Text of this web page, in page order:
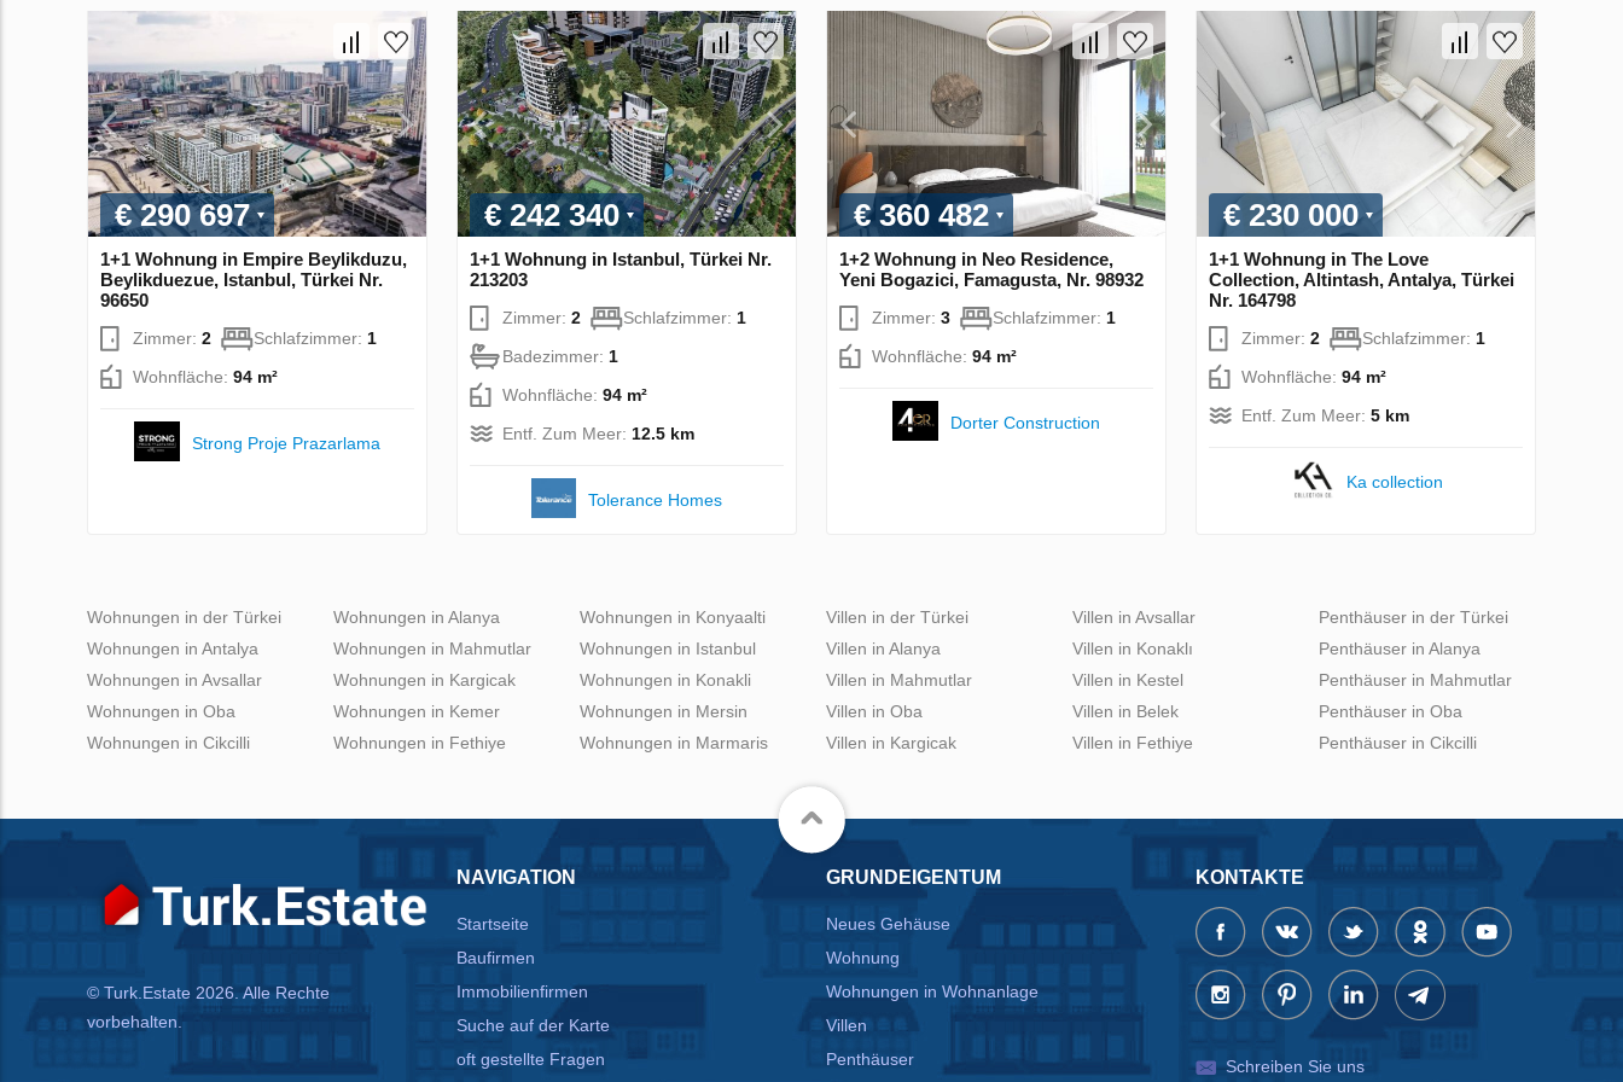
€ 290 697
1+1 Wohnung in Empire Beylikduzu,
Beylikduezue, Istanbul, Türkei Nr.
96650
Zimmer: 2 Schlafzimmer: 1
Wohnfläche: 94 m²
Strong Proje Prazarlama
€ 242 340
1+1 Wohnung in Istanbul, Türkei Nr.
213203
Zimmer: 2 Schlafzimmer: 1
Badezimmer: 1
Wohnfläche: 94 m²
Entf. Zum Meer: 12.5 km
Tolerance Homes
€ 360 482
1+2 Wohnung in Neo Residence,
Yeni Bogazici, Famagusta, Nr. 98932
Zimmer: 3 Schlafzimmer: 1
Wohnfläche: 94 m²
Dorter Construction
€ 230 000
1+1 Wohnung in The Love
Collection, Altintash, Antalya, Türkei
Nr. 164798
Zimmer: 2 Schlafzimmer: 1
Wohnfläche: 94 m²
Entf. Zum Meer: 5 km
Ka collection
Wohnungen in der Türkei
Wohnungen in Antalya
Wohnungen in Avsallar
Wohnungen in Oba
Wohnungen in Cikcilli
Wohnungen in Alanya
Wohnungen in Mahmutlar
Wohnungen in Kargicak
Wohnungen in Kemer
Wohnungen in Fethiye
Wohnungen in Konyaalti
Wohnungen in Istanbul
Wohnungen in Konakli
Wohnungen in Mersin
Wohnungen in Marmaris
Villen in der Türkei
Villen in Alanya
Villen in Mahmutlar
Villen in Oba
Villen in Kargicak
Villen in Avsallar
Villen in Konaklı
Villen in Kestel
Villen in Belek
Villen in Fethiye
Penthäuser in der Türkei
Penthäuser in Alanya
Penthäuser in Mahmutlar
Penthäuser in Oba
Penthäuser in Cikcilli
© Turk.Estate 2026. Alle Rechte
vorbehalten.
NAVIGATION
Startseite
Baufirmen
Immobilienfirmen
Suche auf der Karte
oft gestellte Fragen
GRUNDEIGENTUM
Neues Gehäuse
Wohnung
Wohnungen in Wohnanlage
Villen
Penthäuser
KONTAKTE
Schreiben Sie uns